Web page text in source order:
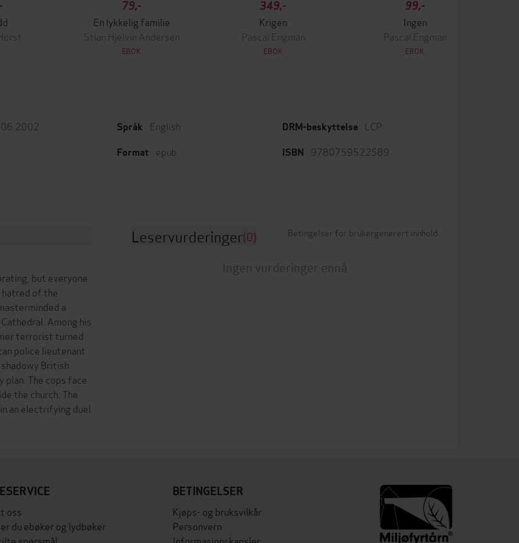
79,-
En lykkelig familie
Stian Hjelvin Andersen
EBOK
349,-
Krigen
Pascal Engman
EBOK
99,-
Ingen
Pascal Engman
EBOK
Språk English
Format epub
DRM-beskyttelse LCP
ISBN 9780759522589
but everyone
of the
a
Among his
terrorist turned
police lieutenant
British
The cops face
the church. The
an electrifying duel
Leservurderinger(0) Betingelser for brukergenerert innhold
Ingen vurderinger ennå
oss
du ebøker og lydbøker
BETINGELSER
Kjøps- og bruksvilkår
Personvern